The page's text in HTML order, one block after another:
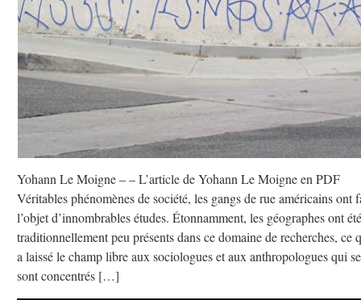
Yohann Le Moigne – – L’article de Yohann Le Moigne en PDF
Véritables phénomènes de société, les gangs de rue américains ont
l’objet d’innombrables études. Étonnamment, les géographes ont été
traditionnellement peu présents dans ce domaine de recherches, ce
a laissé le champ libre aux sociologues et aux anthropologues qui se
sont concentrés […]